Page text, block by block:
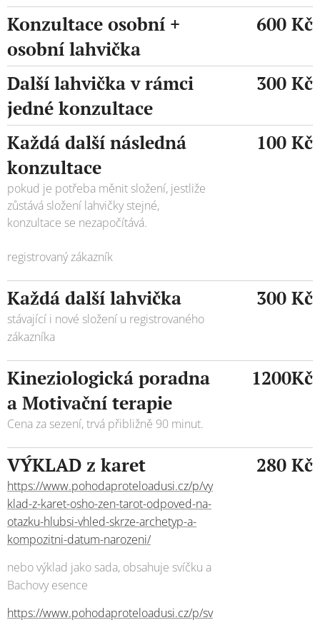
Konzultace osobní +
osobní lahvička
600 Kč
Další lahvička v rámci
jedné konzultace
300 Kč
Každá další následná
konzultace
pokud je potřeba měnit složení, jestliže
zůstává složení lahvičky stejné,
konzultace se nezapočítává.
registrovaný zákazník
100 Kč
Každá další lahvička
stávající i nové složení u registrovaného
zákazníka
300 Kč
Kineziologická poradna
a Motivační terapie
Cena za sezení, trvá přibližně 90 minut.
1200Kč
VÝKLAD z karet
https://www.pohodaproteloadusi.cz/p/vy
klad-z-karet-osho-zen-tarot-odpoved-na-
otazku-hlubsi-vhled-skrze-archetyp-a-
kompozitni-datum-narozeni/
nebo výklad jako sada, obsahuje svíčku a
Bachovy esence
https://www.pohodaproteloadusi.cz/p/sv
280 Kč